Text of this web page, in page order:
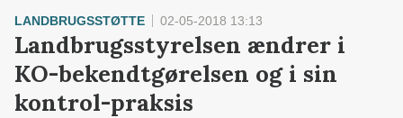
LANDBRUGSSTØTTE 02-05-2018 13:13
Landbrugsstyrelsen ændrer i
KO-bekendtgørelsen og i sin
kontrol-praksis